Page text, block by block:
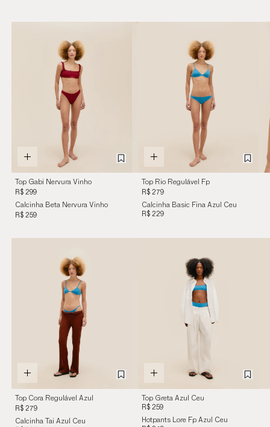
Top Gabi Nervura Vinho
Merlot
R$ 299
Calcinha Beta Nervura Vinho
Merlot
R$ 259
Top Rio Regulável Fp
Azul Ceu
R$ 279
Calcinha Basic Fina Azul Ceu
R$ 229
Top Cora Regulável Azul
Ceu
R$ 279
Calcinha Tai Azul Ceu
Top Greta Azul Ceu
R$ 259
Hotpants Lore Fp Azul Ceu